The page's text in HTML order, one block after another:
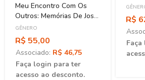
Meu Encontro Com Os
Outros: Memórias De José
De Albuquerque, Pioneiro
Da Sexologia No Brasil
GÊNERO
R$ 55,00
Associado: R$ 46,75
Faça login para ter
acesso ao desconto.
R$